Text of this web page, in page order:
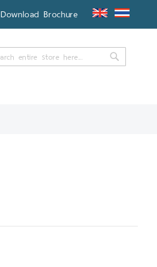
Download Brochure